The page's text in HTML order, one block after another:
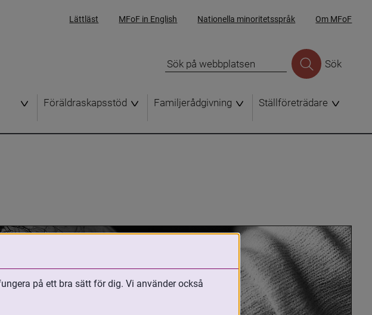
Lättläst MFoF in English Nationella minoritetsspråk Om MFoF
Sök
Föräldraskapsstöd Familjerådgivning Ställföreträdare
på ett bra sätt för dig. Vi använder också